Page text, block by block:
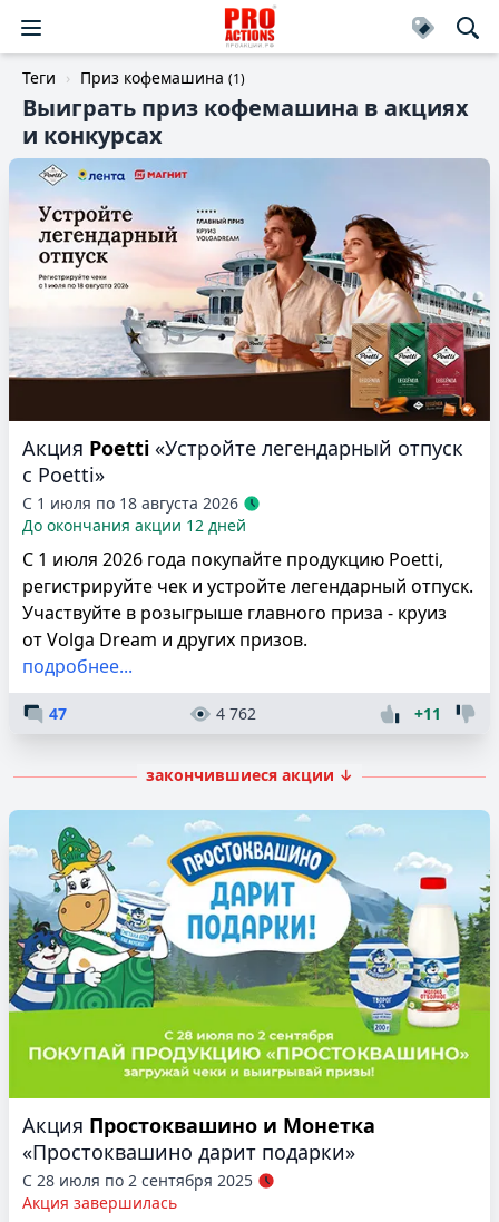
Теги Приз кофемашина (1)
Выиграть приз кофемашина в акциях
и конкурсах
Акция Poetti «Устройте легендарный отпуск
с Poetti»
С 1 июля по 18 августа 2026
До окончания акции 12 дней
С 1 июля 2026 года покупайте продукцию Poetti,
регистрируйте чек и устройте легендарный отпуск.
Участвуйте в розыгрыше главного приза - круиз
от Volga Dream и других призов.
подробнее...
47 4 762 +11
закончившиеся акции ↓
Акция Простоквашино и Монетка
«Простоквашино дарит подарки»
С 28 июля по 2 сентября 2025
Акция завершилась